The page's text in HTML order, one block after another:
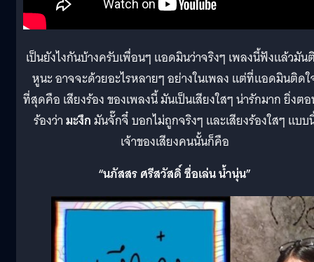
เป็นยังไงกันบ้างครับเพื่อนๆ แอดมินว่าจริงๆ เพลงนี้ฟังแล้วมัน
หูนะ อาจจะด้วยอะไรหลายๆ อย่างในเพลง แต่ที่แอดมินติด
ที่สุดคือ เสียงร้อง ของเพลงนี้ มันเป็นเสียงใสๆ น่ารักมาก ยิ่งต
ร้องว่ามะงึกมันจั๊กจี๋ บอกไม่ถูกจริงๆ และเสียงร้องใสๆ แบบ
เจ้าของเสียงคนนั้นก็คือ
“นภัสสร ศรีสวัสดิ์ ชื่อเล่น น้ำนุ่น”